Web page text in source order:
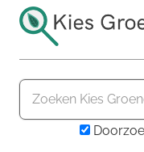
naar
inhoudKies
Groener